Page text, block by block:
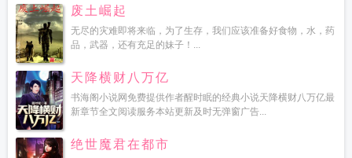
废土崛起
无尽的灾难即将来临，为了生存，我们应该准备好食物，水，药
品，武器，还有充足的妹子！...
天降横财八万亿
书海阁小说网免费提供作者醒时眠的经典小说天降横财八万亿最
新章节全文阅读服务本站更新及时无弹窗广告...
绝世魔君在都市